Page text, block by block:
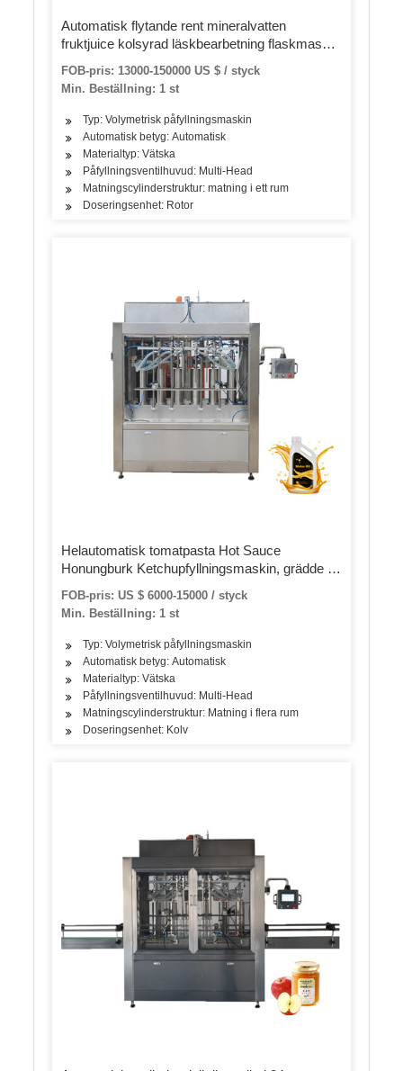
Automatisk flytande rent mineralvatten
fruktjuice kolsyrad läskbearbetning flaskmaskin
husdjur / glasflaska tvätt fyllningslock och
förpackningsmaskin
FOB-pris: 13000-150000 US $ / styck
Min. Beställning: 1 st
Typ: Volymetrisk påfyllningsmaskin
Automatisk betyg: Automatisk
Materialtyp: Vätska
Påfyllningsventilhuvud: Multi-Head
Matningscylinderstruktur: matning i ett rum
Doseringsenhet: Rotor
Helautomatisk tomatpasta Hot Sauce
Honungburk Ketchupfyllningsmaskin, grädde /
jordnötssmör / olja / sylt / flytande
buteljeringspåfyllningslockmaskin
FOB-pris: US $ 6000-15000 / styck
Min. Beställning: 1 st
Typ: Volymetrisk påfyllningsmaskin
Automatisk betyg: Automatisk
Materialtyp: Vätska
Påfyllningsventilhuvud: Multi-Head
Matningscylinderstruktur: Matning i flera rum
Doseringsenhet: Kolv